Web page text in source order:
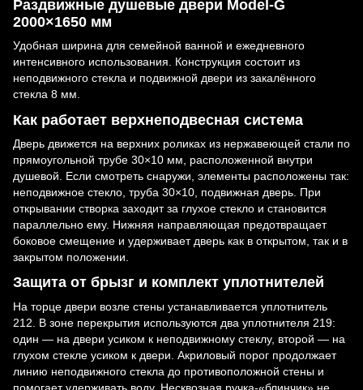
Раздвижные душевые двери Model-G
2000×1650 мм
Удобная ширина для семейной ванной и ежедневного
интенсивного использования. Конструкция состоит из
неподвижного стекла и подвижной двери из закалённого
стекла 8 мм.
Как работает верхнеподвесная система
Дверь движется на верхних роликах из нержавеющей стали по
прямоугольной трубе 30×10 мм, расположенной внутри
душевой. Если смотреть снаружи, элементы расположены так:
неподвижное стекло, труба 30×10, подвижная дверь. При
открывании створка заходит за глухое стекло и становится
параллельно ему. Нижняя направляющая предотвращает
боковое смещение и удерживает дверь как в открытом, так и в
закрытом положении.
Защита от брызг и комплект уплотнителей
На торце двери возле стены устанавливается уплотнитель
212. В зоне перекрытия используются два уплотнителя 219:
один — на двери усиком к неподвижному стеклу, второй — на
глухом стекле усиком к двери. Акриловый порог продолжает
линию неподвижного стекла до противоположной стены и
помогает удерживать воду. Несквозная ручка-«блинчик» не